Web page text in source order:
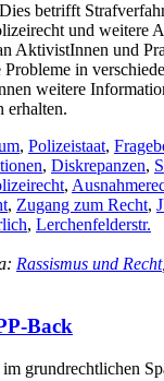
betrifft
und weitere
AktivistInnen und
in
weitere
, Polizeistaat,
, Diskrepanzen,
,
, Zugang zum Recht,
, Lerchenfelderstr.
Rassismus und Recht
Back
grundrechtlichen